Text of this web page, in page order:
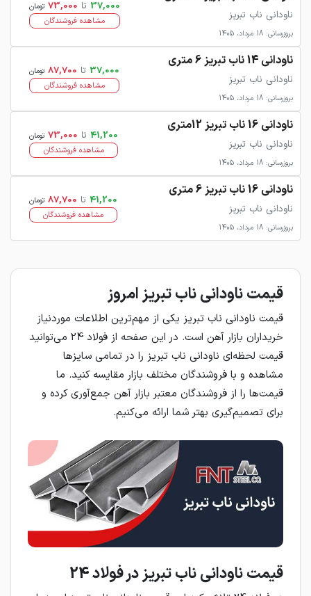
ناودانی ناب تبریز
بروزرسانی: 18 مرداد، 1405
37,000 تا 73,000 تومان
مشاهده فروشندگان
ناودانی 14 ناب تبریز 6 متری
ناودانی ناب تبریز
بروزرسانی: 18 مرداد، 1405
37,000 تا 87,700 تومان
مشاهده فروشندگان
ناودانی 16 ناب تبریز 12متری
ناودانی ناب تبریز
بروزرسانی: 18 مرداد، 1405
41,200 تا 73,000 تومان
مشاهده فروشندگان
ناودانی 16 ناب تبریز 6 متری
ناودانی ناب تبریز
بروزرسانی: 18 مرداد، 1405
41,200 تا 87,700 تومان
مشاهده فروشندگان
قیمت ناودانی ناب تبریز امروز
قیمت ناودانی ناب تبریز یکی از مهم‌ترین اطلاعات موردنیاز
خریداران بازار آهن است. در این صفحه از فولاد 24 می‌توانید
قیمت لحظه‌ای ناودانی ناب تبریز را در تمامی سایزها
مشاهده و با فروشندگان مختلف بازار مقایسه کنید. ما
قیمت‌ها را از فروشندگان معتبر بازار آهن جمع‌آوری کرده و
برای تصمیم‌گیری بهتر شما ارائه می‌کنیم.
قیمت ناودانی ناب تبریز در فولاد 24